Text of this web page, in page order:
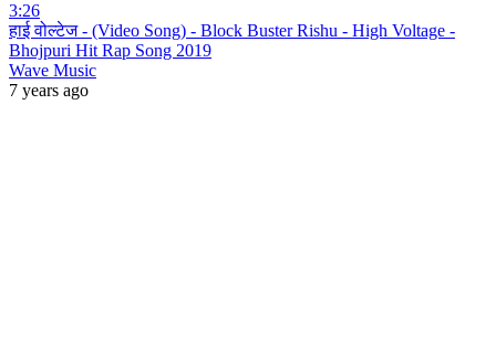
3:26
हाई वोल्टेज - (Video Song) - Block Buster Rishu - High Voltage -
Bhojpuri Hit Rap Song 2019
Wave Music
7 years ago